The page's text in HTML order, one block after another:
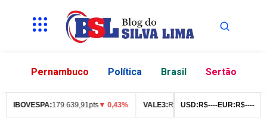
Pernambuco Política Brasil Sertão
IBOVESPA:179.639,91pts▼ 0,43% VALE3:R$76,99▼ 2,49% ITUB4:R$
USD: R$----EUR: R$----